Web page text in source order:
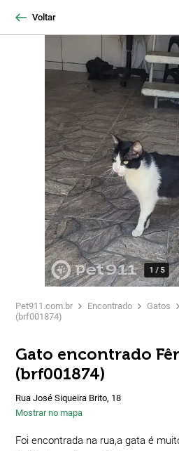
Voltar
1 / 5
Pet911.com.br Encontrado Gatos
(brf001874)
Gato encontrado
(brf001874)
Rua José Siqueira Brito, 18
Mostrar no mapa
Foi encontrada na rua,a gata é